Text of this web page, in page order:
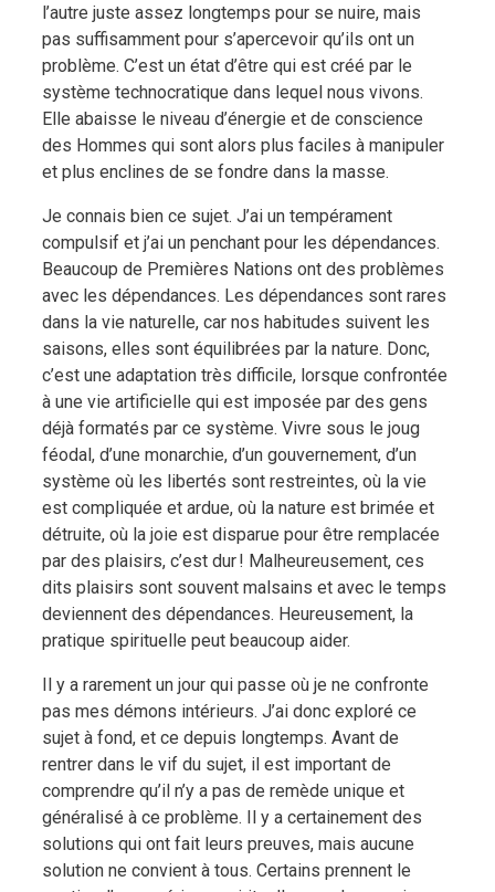
l’autre juste assez longtemps pour se nuire, mais
pas suffisamment pour s’apercevoir qu’ils ont un
problème. C’est un état d’être qui est créé par le
système technocratique dans lequel nous vivons.
Elle abaisse le niveau d’énergie et de conscience
des Hommes qui sont alors plus faciles à manipuler
et plus enclines de se fondre dans la masse.
Je connais bien ce sujet. J’ai un tempérament
compulsif et j’ai un penchant pour les dépendances.
Beaucoup de Premières Nations ont des problèmes
avec les dépendances. Les dépendances sont rares
dans la vie naturelle, car nos habitudes suivent les
saisons, elles sont équilibrées par la nature. Donc,
c’est une adaptation très difficile, lorsque confrontée
à une vie artificielle qui est imposée par des gens
déjà formatés par ce système. Vivre sous le joug
féodal, d’une monarchie, d’un gouvernement, d’un
système où les libertés sont restreintes, où la vie
est compliquée et ardue, où la nature est brimée et
détruite, où la joie est disparue pour être remplacée
par des plaisirs, c’est dur ! Malheureusement, ces
dits plaisirs sont souvent malsains et avec le temps
deviennent des dépendances. Heureusement, la
pratique spirituelle peut beaucoup aider.
Il y a rarement un jour qui passe où je ne confronte
pas mes démons intérieurs. J’ai donc exploré ce
sujet à fond, et ce depuis longtemps. Avant de
rentrer dans le vif du sujet, il est important de
comprendre qu’il n’y a pas de remède unique et
généralisé à ce problème. Il y a certainement des
solutions qui ont fait leurs preuves, mais aucune
solution ne convient à tous. Certains prennent le